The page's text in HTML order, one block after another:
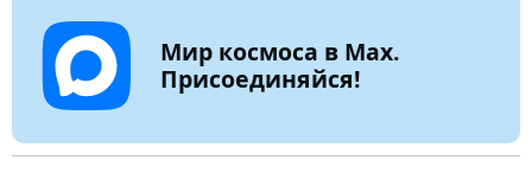
Мир космоса в Max.
Присоединяйся!